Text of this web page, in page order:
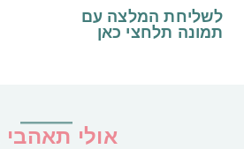
לשליחת המלצה עם
תמונה תלחצי כאן
אולי תאהבי